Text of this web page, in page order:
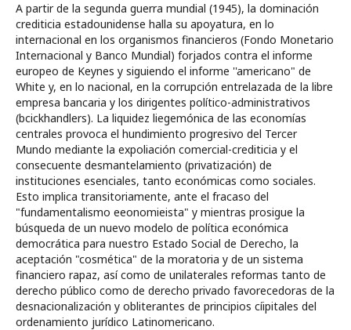
A partir de la segunda guerra mundial (1945), la dominación
crediticia estadounidense halla su apoyatura, en lo
internacional en los organismos financieros (Fondo Monetario
Internacional y Banco Mundial) forjados contra el informe
europeo de Keynes y siguiendo el informe ''americano" de
White y, en lo nacional, en la corrupción entrelazada de la libre
empresa bancaria y los dirigentes político-administrativos
(bcickhandlers). La liquidez liegemónica de las economías
centrales provoca el hundimiento progresivo del Tercer
Mundo mediante la expoliación comercial-crediticia y el
consecuente desmantelamiento (privatización) de
instituciones esenciales, tanto económicas como sociales.
Esto implica transitoriamente, ante el fracaso del
"fundamentalismo eeonomieista" y mientras prosigue la
búsqueda de un nuevo modelo de política económica
democrática para nuestro Estado Social de Derecho, la
aceptación "cosmética" de la moratoria y de un sistema
financiero rapaz, así como de unilaterales reformas tanto de
derecho público como de derecho privado favorecedoras de la
desnacionalización y obliterantes de principios cíipitales del
ordenamiento jurídico Latinomericano.